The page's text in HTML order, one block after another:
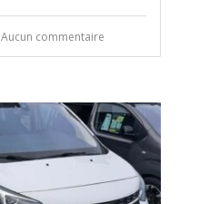
Aucun commentaire